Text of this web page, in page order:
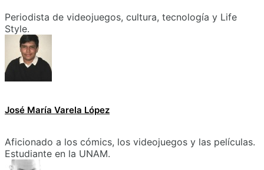
Periodista de videojuegos, cultura, tecnología y Life
Style.
José María Varela López
Aficionado a los cómics, los videojuegos y las películas.
Estudiante en la UNAM.